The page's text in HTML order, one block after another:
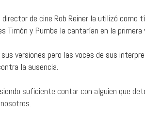
de cine Rob Reiner la utilizó como
y Pumba la cantarían en la primera
versiones pero las voces de sus
la ausencia.
suficiente contar con alguien que